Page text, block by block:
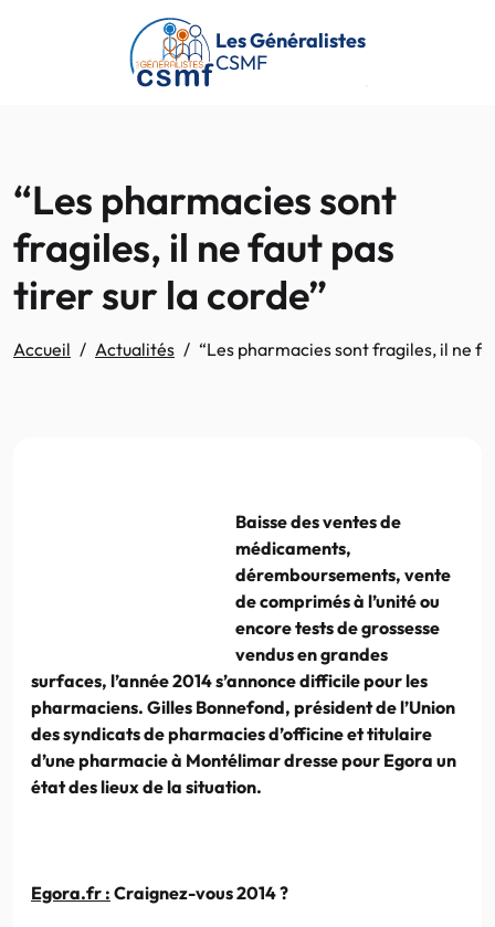
Passer au contenu principal
Les Généralistes
CSMF
“Les pharmacies sont
fragiles, il ne faut pas
tirer sur la corde”
Accueil Actualités “Les pharmacies sont fragiles, il ne
Baisse des ventes de
médicaments,
déremboursements, vente
de comprimés à l’unité ou
encore tests de grossesse
vendus en grandes
surfaces, l’année 2014 s’annonce difficile pour les
pharmaciens. Gilles Bonnefond, président de l’Union
des syndicats de pharmacies d’officine et titulaire
d’une pharmacie à Montélimar dresse pour Egora un
état des lieux de la situation.
Egora.fr : Craignez-vous 2014 ?